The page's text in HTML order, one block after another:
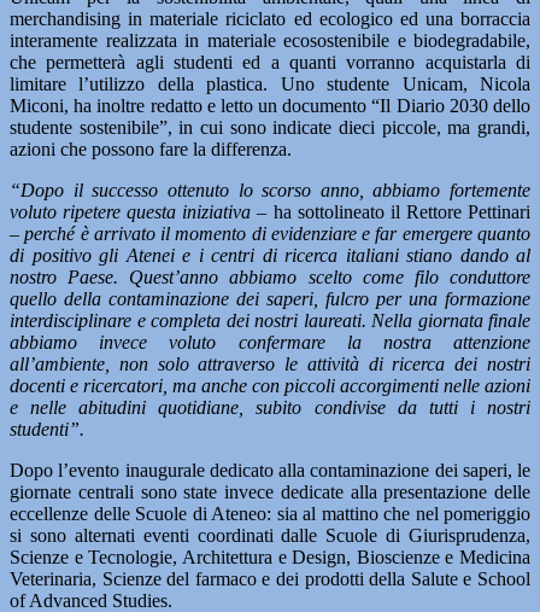
merchandising in materiale riciclato ed ecologico ed una borraccia
interamente realizzata in materiale ecosostenibile e biodegradabile,
che permetterà agli studenti ed a quanti vorranno acquistarla di
limitare l’utilizzo della plastica. Uno studente Unicam, Nicola
Miconi, ha inoltre redatto e letto un documento “Il Diario 2030 dello
studente sostenibile”, in cui sono indicate dieci piccole, ma grandi,
azioni che possono fare la differenza.
“Dopo il successo ottenuto lo scorso anno, abbiamo fortemente
voluto ripetere questa iniziativa – ha sottolineato il Rettore Pettinari
– perché è arrivato il momento di evidenziare e far emergere quanto
di positivo gli Atenei e i centri di ricerca italiani stiano dando al
nostro Paese. Quest’anno abbiamo scelto come filo conduttore
quello della contaminazione dei saperi, fulcro per una formazione
interdisciplinare e completa dei nostri laureati. Nella giornata finale
abbiamo invece voluto confermare la nostra attenzione
all’ambiente, non solo attraverso le attività di ricerca dei nostri
docenti e ricercatori, ma anche con piccoli accorgimenti nelle azioni
e nelle abitudini quotidiane, subito condivise da tutti i nostri
studenti”.
Dopo l’evento inaugurale dedicato alla contaminazione dei saperi, le
giornate centrali sono state invece dedicate alla presentazione delle
eccellenze delle Scuole di Ateneo: sia al mattino che nel pomeriggio
si sono alternati eventi coordinati dalle Scuole di Giurisprudenza,
Scienze e Tecnologie, Architettura e Design, Bioscienze e Medicina
Veterinaria, Scienze del farmaco e dei prodotti della Salute e School
of Advanced Studies.